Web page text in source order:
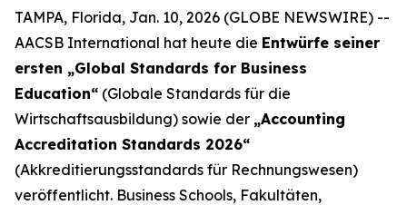
TAMPA, Florida, Jan. 10, 2026 (GLOBE NEWSWIRE) --
AACSB International hat heute die Entwürfe seiner
ersten „Global Standards for Business
Education“ (Globale Standards für die
Wirtschaftsausbildung) sowie der „Accounting
Accreditation Standards 2026“
(Akkreditierungsstandards für Rechnungswesen)
veröffentlicht. Business Schools, Fakultäten,